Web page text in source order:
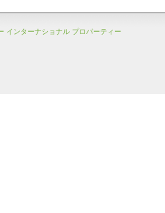
インターナショナル プロパーティー